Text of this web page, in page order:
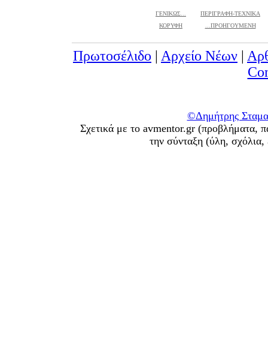
ΓΕΝΙΚΩΣ...
ΠΕΡΙΓΡΑΦΗ-ΤΕΧΝΙΚΑ
ΚΟΡΥΦΗ
...ΠΡΟΗΓΟΥΜΕΝΗ
Πρωτοσέλιδο | Αρχείο Νέων |
©Δημήτρης
Σχετικά με το avmentor.gr (προβλήματα,
την σύνταξη (ύλη,